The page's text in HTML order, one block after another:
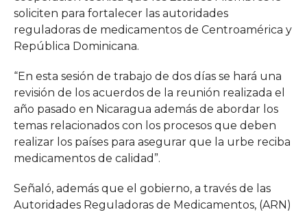
soliciten para fortalecer las autoridades
reguladoras de medicamentos de Centroamérica y
República Dominicana.
“En esta sesión de trabajo de dos días se hará una
revisión de los acuerdos de la reunión realizada el
año pasado en Nicaragua además de abordar los
temas relacionados con los procesos que deben
realizar los países para asegurar que la urbe reciba
medicamentos de calidad”.
Señaló, además que el gobierno, a través de las
Autoridades Reguladoras de Medicamentos, (ARN)